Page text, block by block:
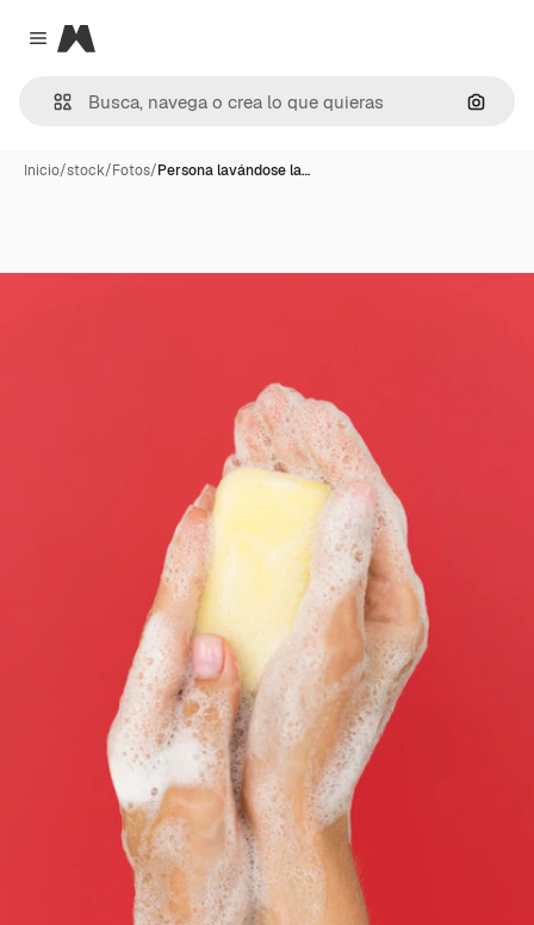
Close menu
Magnific
Inicio/stock/Fotos/Persona lavándose la…